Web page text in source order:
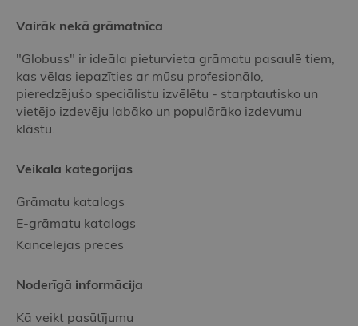
Vairāk nekā grāmatnīca
"Globuss" ir ideāla pieturvieta grāmatu pasaulē tiem,
kas vēlas iepazīties ar mūsu profesionālo,
pieredzējušo speciālistu izvēlētu - starptautisko un
vietējo izdevēju labāko un populārāko izdevumu
klāstu.
Veikala kategorijas
Grāmatu katalogs
E-grāmatu katalogs
Kancelejas preces
Noderīgā informācija
Kā veikt pasūtījumu